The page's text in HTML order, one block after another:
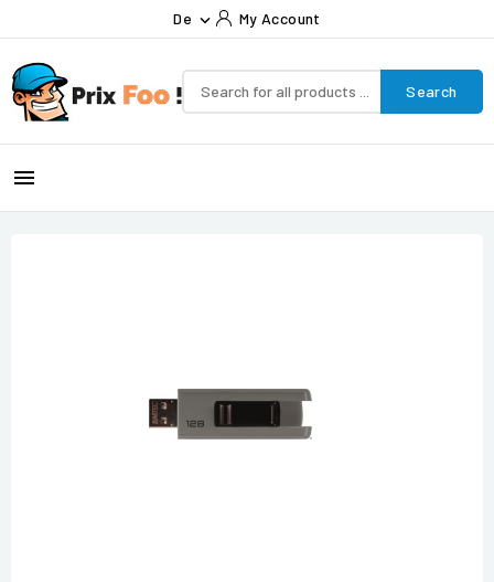
De  My Account
Search
